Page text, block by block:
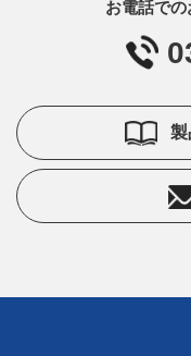
お電話での
製